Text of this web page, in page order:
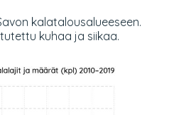
kalatalousalueeseen.
kuhaa ja siikaa.